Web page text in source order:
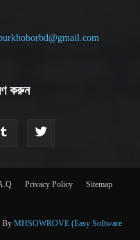
করুন
Privacy Policy
Sitemap
By MHSOWROVE (Easy Software